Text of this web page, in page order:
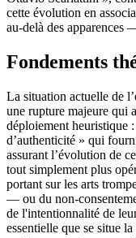
cette évolution en
au-delà des apparences
Fondements
La situation actuelle de
une rupture majeure qui
déploiement heuristique
d’authenticité » qui
assurant l’évolution de
tout simplement plus
portant sur les arts
— ou du non-
de l'intentionnalité de
essentielle que se situe